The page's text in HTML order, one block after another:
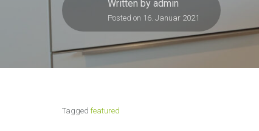
Written by admin
Posted on 16. Januar 2021
Tagged featured